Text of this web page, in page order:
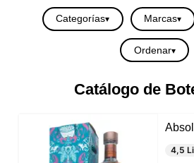
Categorías Marcas
Ordenar
Catálogo de
4,5